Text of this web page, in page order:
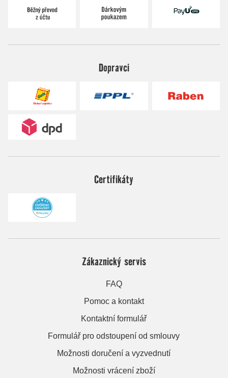
Dopravci
Certifikáty
Zákaznický servis
FAQ
Pomoc a kontakt
Kontaktní formulář
Formulář pro odstoupení od smlouvy
Možnosti doručení a vyzvednutí
Možnosti vrácení zboží